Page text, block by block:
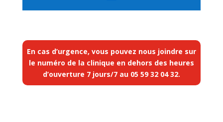
En cas d’urgence, vous pouvez nous joindre sur
le numéro de la clinique en dehors des heures
d’ouverture 7 jours/7 au 05 59 32 04 32.